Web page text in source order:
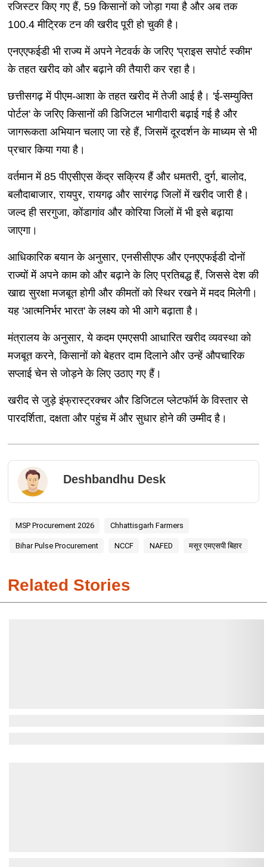
रजिस्टर किए गए हैं, 59 किसानों को जोड़ा गया है और अब तक
100.4 मीट्रिक टन की खरीद पूरी हो चुकी है।
एनएएफईडी भी राज्य में अपने नेटवर्क के जरिए 'प्राइस सपोर्ट स्कीम'
के तहत खरीद को और बढ़ाने की तैयारी कर रहा है।
छत्तीसगढ़ में पीएम-आशा के तहत खरीद में तेजी आई है। 'ई-सम्युक्ति
पोर्टल' के जरिए किसानों की डिजिटल भागीदारी बढ़ाई गई है और
जागरूकता अभियान चलाए जा रहे हैं, जिसमें दूरदर्शन के माध्यम से भी
प्रचार किया गया है।
वर्तमान में 85 पीएसीएस केंद्र सक्रिय हैं और धमतरी, दुर्ग, बालोद,
बलौदाबाजार, रायपुर, रायगढ़ और सारंगढ़ जिलों में खरीद जारी है।
जल्द ही सरगुजा, कोंडागांव और कोरिया जिलों में भी इसे बढ़ाया
जाएगा।
आधिकारिक बयान के अनुसार, एनसीसीएफ और एनएएफईडी दोनों
राज्यों में अपने काम को और बढ़ाने के लिए प्रतिबद्ध हैं, जिससे देश की
खाद्य सुरक्षा मजबूत होगी और कीमतों को स्थिर रखने में मदद मिलेगी।
यह 'आत्मनिर्भर भारत' के लक्ष्य को भी आगे बढ़ाता है।
मंत्रालय के अनुसार, ये कदम एमएसपी आधारित खरीद व्यवस्था को
मजबूत करने, किसानों को बेहतर दाम दिलाने और उन्हें औपचारिक
सप्लाई चेन से जोड़ने के लिए उठाए गए हैं।
खरीद से जुड़े इंफ्रास्ट्रक्चर और डिजिटल प्लेटफॉर्म के विस्तार से
पारदर्शिता, दक्षता और पहुंच में और सुधार होने की उम्मीद है।
Deshbandhu Desk
MSP Procurement 2026 Chhattisgarh Farmers
Bihar Pulse Procurement NCCF NAFED मसूर एमएसपी बिहार
Related Stories